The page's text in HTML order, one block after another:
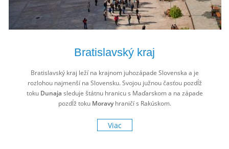
Bratislavský kraj
Bratislavský kraj leží na krajnom juhozápade Slovenska a je
rozlohou najmenší na Slovensku.Svojou južnou časťou pozdĺž
toku Dunaja sleduje štátnu hranicu s Maďarskom a na západe
pozdĺž toku Moravyhraničí s Rakúskom.
Viac